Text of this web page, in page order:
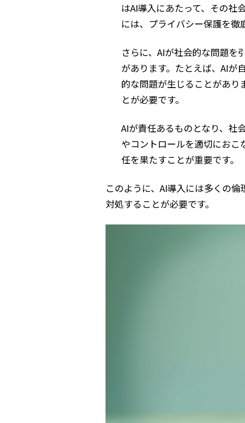
はAI導入にあたって、その社
には、プライバシー保護を徹
さらに、AIが社会的な問題
があります。たとえば、AIが
的な問題が生じることがあり
とが必要です。
AIが責任あるものとなり、社
やコントロールを適切におこ
任を果たすことが重要です。
このように、AI導入には多くの
対処することが必要です。